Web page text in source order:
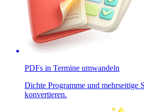
PDFs in Termine umwandeln
Dichte Programme und mehrseitige
konvertieren.